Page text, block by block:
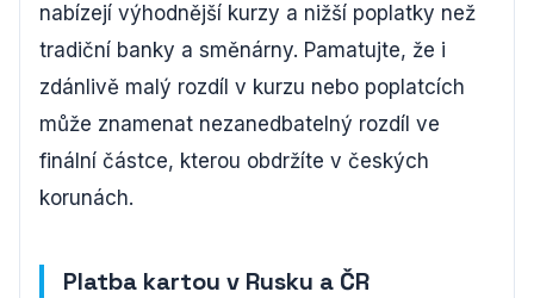
nabízejí výhodnější kurzy a nižší poplatky než
tradiční banky a směnárny. Pamatujte, že i
zdánlivě malý rozdíl v kurzu nebo poplatcích
může znamenat nezanedbatelný rozdíl ve
finální částce, kterou obdržíte v českých
korunách.
Platba kartou v Rusku a ČR